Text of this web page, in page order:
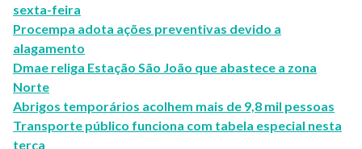
sexta-feira
Procempa adota ações preventivas devido a
alagamento
Dmae religa Estação São João que abastece a zona
Norte
Abrigos temporários acolhem mais de 9,8 mil pessoas
Transporte público funciona com tabela especial nesta
terça